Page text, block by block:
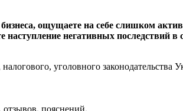
ощущаете на себе слишком
негативных последствий в
уголовного законодательства
пояснений.